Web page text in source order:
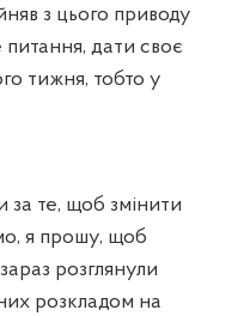
з цього приводу
питання, дати своє
тижня, тобто у
за те, щоб змінити
я прошу, щоб
розглянули
розкладом на